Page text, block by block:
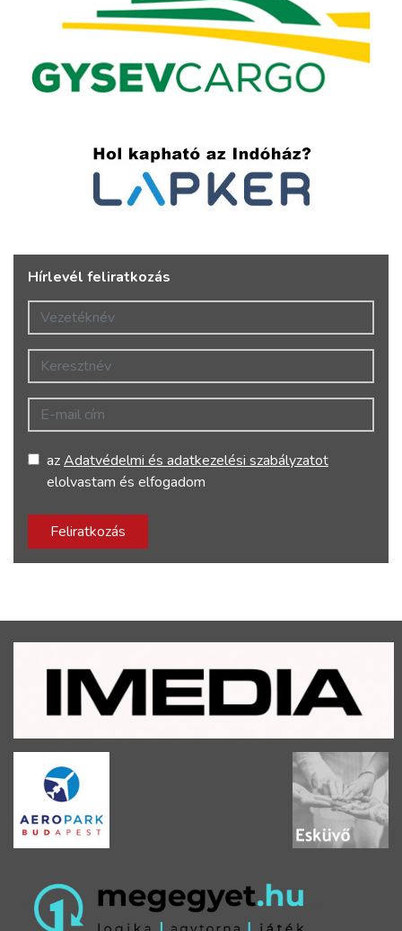
Hírlevél feliratkozás
Vezetéknév
Keresztnév
E-mail cím
azAdatvédelmi és adatkezelési szabályzatot
elolvastam és elfogadom
Feliratkozás